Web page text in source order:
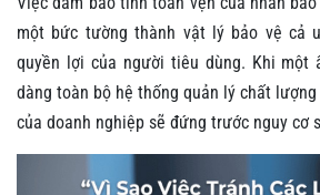
một bức tường thành vật lý bảo vệ cả
quyền lợi của người tiêu dùng. Khi một
dàng toàn bộ hệ thống quản lý chất
của doanh nghiệp sẽ đứng trước nguy cơ